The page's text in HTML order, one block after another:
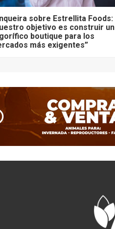
sobre Estrellita Foods:
objetivo es construir un
boutique para los
más exigentes”